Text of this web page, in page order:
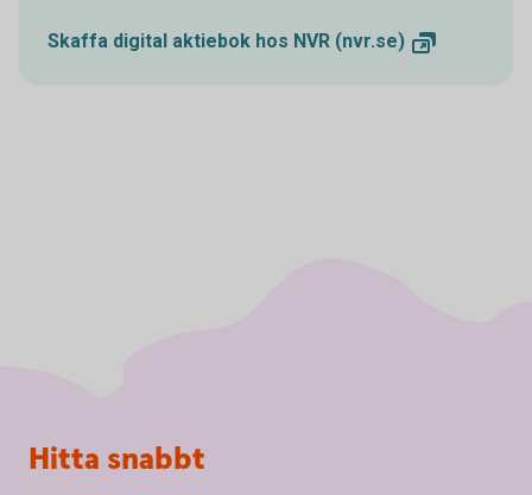
Skaffa digital aktiebok hos NVR (nvr.se)
Sidfot
Hitta snabbt